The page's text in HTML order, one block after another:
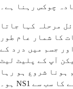
چوکس رہنا ہے۔
مرحلہ کہا جاتا
کا شمار عام طور
جسم میں درد کے
آپ کے پلیٹ لیٹ
ہونا شروع ہو رہا
ہو۔ NS1 اینٹیجن ٹیسٹ اس وقت مثبت ہونے کا سب سے